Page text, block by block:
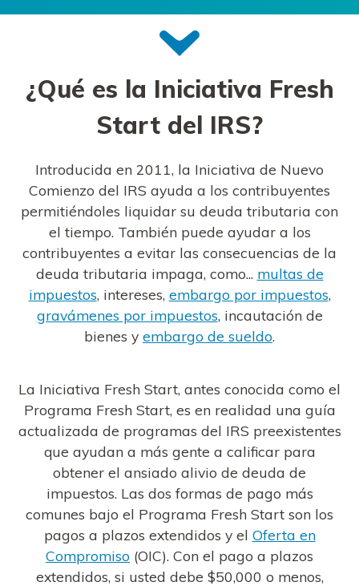
¿Qué es la Iniciativa Fresh
Start del IRS?
Introducida en 2011, la Iniciativa de Nuevo
Comienzo del IRS ayuda a los contribuyentes
permitiéndoles liquidar su deuda tributaria con
el tiempo. También puede ayudar a los
contribuyentes a evitar las consecuencias de la
deuda tributaria impaga, como... multas de
impuestos, intereses, embargo por impuestos,
gravámenes por impuestos, incautación de
bienes y embargo de sueldo.
La Iniciativa Fresh Start, antes conocida como el
Programa Fresh Start, es en realidad una guía
actualizada de programas del IRS preexistentes
que ayudan a más gente a calificar para
obtener el ansiado alivio de deuda de
impuestos. Las dos formas de pago más
comunes bajo el Programa Fresh Start son los
pagos a plazos extendidos y el Oferta en
Compromiso (OIC). Con el pago a plazos
extendidos, si usted debe $50,000 o menos,